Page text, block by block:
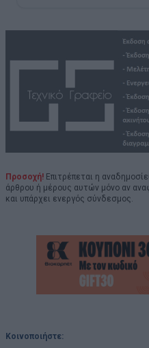
Προσοχή! Επιτρέπεται η
άρθρου ή μέρους αυτών μόνο αν
και υπάρχει ενεργός σύνδεσμος.
Κοινοποιήστε: